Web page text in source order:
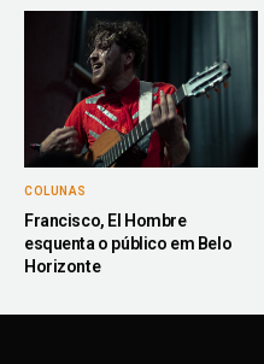
COLUNAS
Francisco, El Hombre
esquenta o público em Belo
Horizonte